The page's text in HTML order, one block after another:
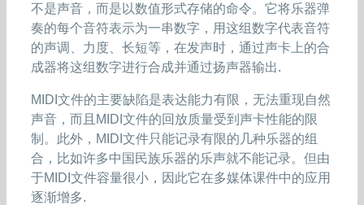
不是声音，而是以数值形式存储的命令。它将乐器弹
奏的每个音符表示为一串数字，用这组数字代表音符
的声调、力度、长短等，在发声时，通过声卡上的合
成器将这组数字进行合成并通过扬声器输出.
MIDI文件的主要缺陷是表达能力有限，无法重现自然
声音，而且MIDI文件的回放质量受到声卡性能的限
制。此外，MIDI文件只能记录有限的几种乐器的组
合，比如许多中国民族乐器的乐声就不能记录。但由
于MIDI文件容量很小，因此它在多媒体课件中的应用
逐渐增多.